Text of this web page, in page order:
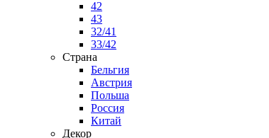
42
43
32/41
33/42
Страна
Бельгия
Австрия
Польша
Россия
Китай
Декор